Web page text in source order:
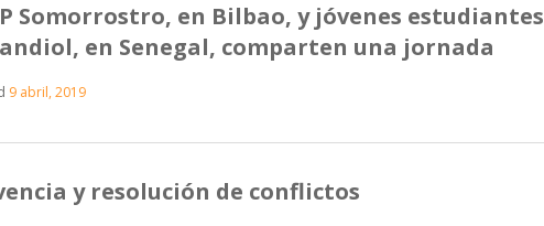
Somorrostro, en Bilbao, y jóvenes estudiantes
en Senegal, comparten una jornada
9 abril, 2019
y resolución de conflictos